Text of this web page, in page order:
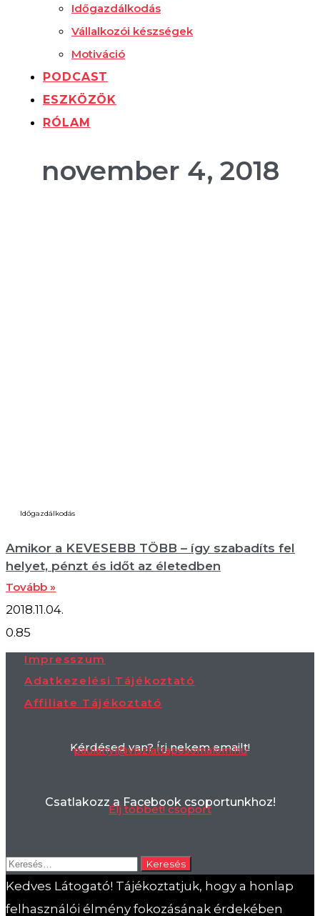
Időgazdálkodás
Vállalkozói készségek
Motiváció
PODCAST
ESZKÖZÖK
RÓLAM
november 4, 2018
Időgazdálkodás
Amikor a KEVESEBB TÖBB – így szabadíts fel
helyet, pénzt és időt az életedben
Tovább »
2018.11.04.
Impresszum
Adatkezelési Tájékoztató
Affiliate Tájékoztató
Kérdésed van? Írj nekem emailt!
paulanyi@viszlattaposomalom.hu
Csatlakozz a Facebook csoportunkhoz!
Élj többet! csoport
Keresés:
Kedves Látogató! Tájékoztatjuk, hogy a honlap
felhasználói élmény fokozásának érdekében